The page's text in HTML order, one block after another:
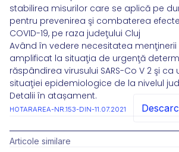
stabilirea misurilor care se aplică pe
pentru prevenirea şi combaterea
COVID-19, pe raza judeţului Cluj
Având în vedere necesitatea menţinerii
amplificat la situaţia de urgenţă
răspândirea virusului SARS-Co V 2 şi
situaţiei epidemiologice de la nivelul
Detalii în atașament.
HOTARAREA-NR.153-DIN-11.07.2021
Articole similare